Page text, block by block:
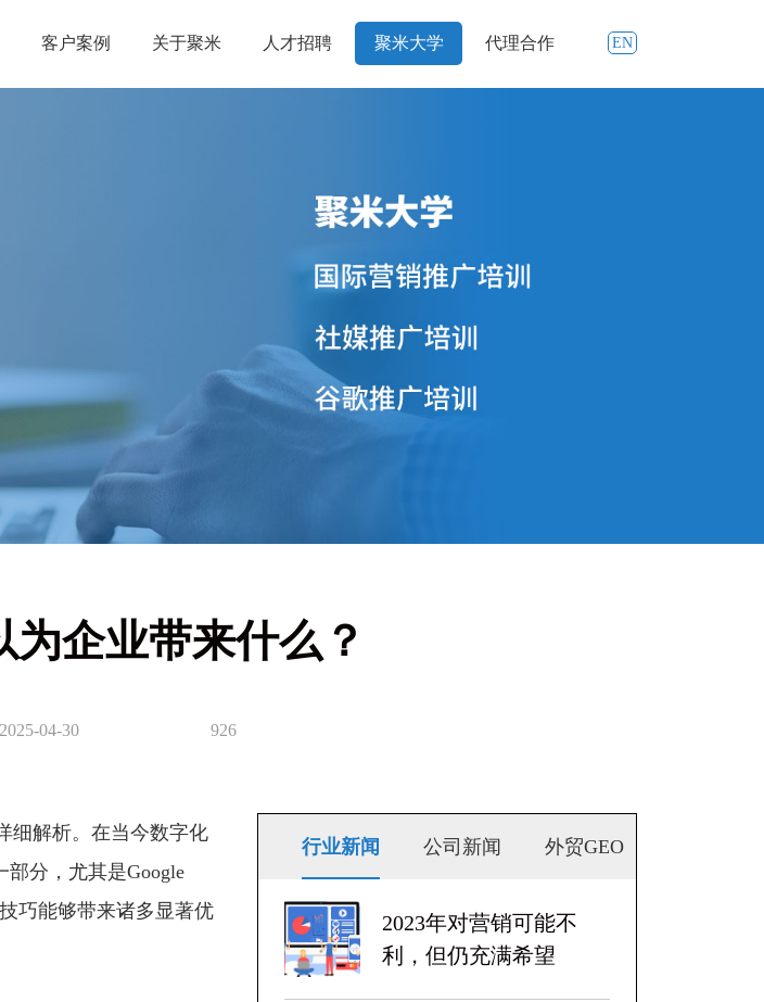
客户案例 关于聚米 人才招聘 聚米大学 代理合作 EN
为企业带来什么？
2025-04-30 926
细解析。在当今数字化
分，尤其是Google
巧能够带来诸多显著优
行业新闻 公司新闻 外贸GEO
2023年对营销可能不
利，但仍充满希望